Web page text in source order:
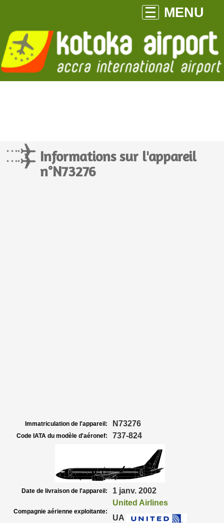
MENU
Informations sur l'appareil
n°N73276
Immatriculation de l'appareil: N73276
Code IATA du modèle d'aéronef: 737-824
Date de livraison de l'appareil: 1 janv. 2002
Compagnie aérienne exploitante:
United Airlines
UA